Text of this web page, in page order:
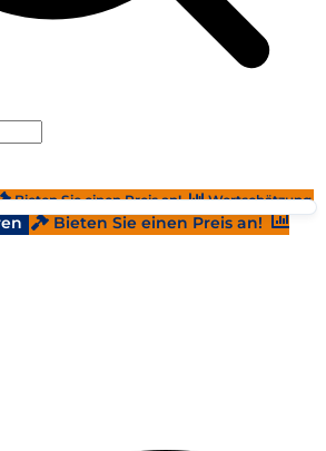
Bieten Sie einen Preis an! Wertschätzung
Bieten Sie einen Preis an!